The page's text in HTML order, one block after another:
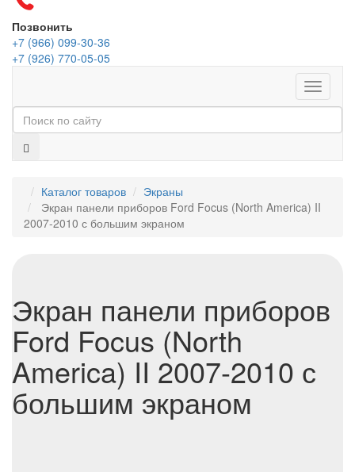
Позвонить
+7 (966) 099-30-36
+7 (926) 770-05-05
Меню
Каталог товаров
Экраны
Экран панели приборов Ford Focus (North America) II
2007-2010 с большим экраном
Экран панели приборов
Ford Focus (North
America) II 2007-2010 с
большим экраном